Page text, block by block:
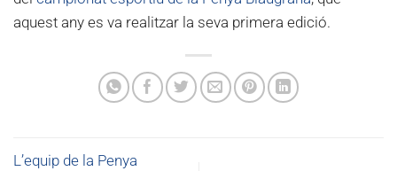
aquest any es va realitzar la seva primera edició.
L’equip de la Penya